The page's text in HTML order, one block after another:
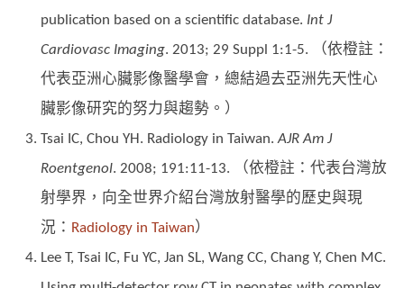
publication based on a scientific database. Int J
Cardiovasc Imaging. 2013; 29 Suppl 1:1-5. （依橙註：
代表亞洲心臟影像醫學會，總結過去亞洲先天性心
臟影像研究的努力與趨勢。）
Tsai IC, Chou YH. Radiology in Taiwan.AJR Am J
Roentgenol. 2008; 191:11-13. （依橙註：代表台灣放
射學界，向全世界介紹台灣放射醫學的歷史與現
況： Radiology in Taiwan）
Lee T, Tsai IC, Fu YC, Jan SL, Wang CC, Chang Y, Chen MC.